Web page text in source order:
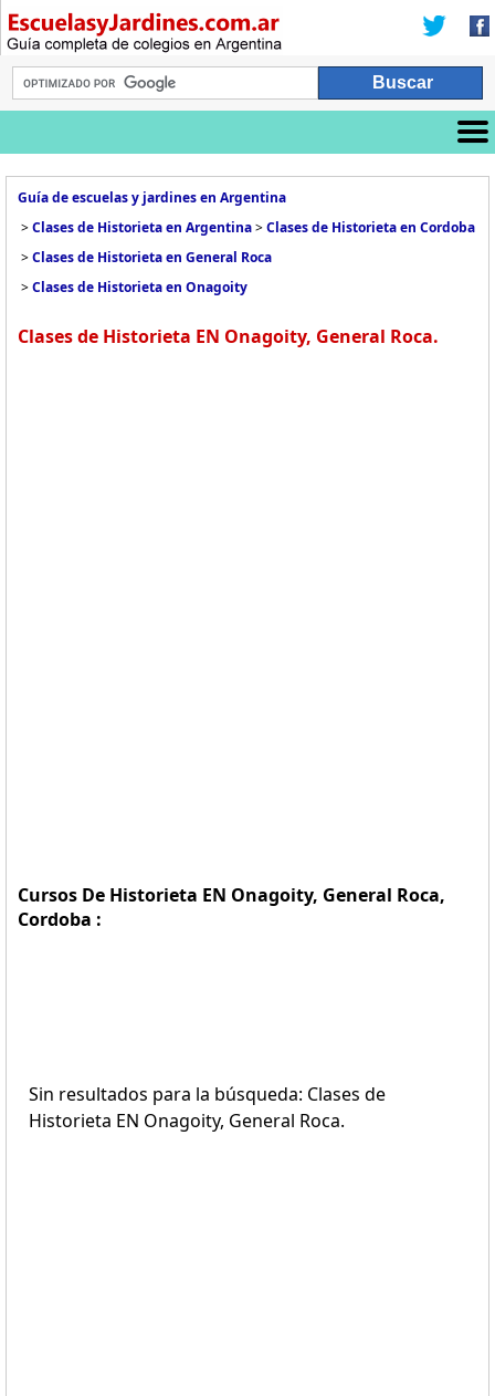
Guía de escuelas y jardines en Argentina
>Clases de Historieta en Argentina>Clases de Historieta en Cordoba
>Clases de Historieta en General Roca
>Clases de Historieta en Onagoity
Clases de Historieta EN Onagoity, General Roca.
Cursos De Historieta EN Onagoity, General Roca,
Cordoba :
Sin resultados para la búsqueda: Clases de
Historieta EN Onagoity, General Roca.